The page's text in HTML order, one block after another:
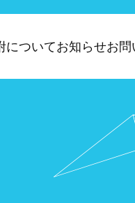
についてお知らせお問